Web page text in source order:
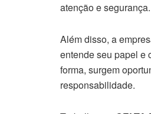
atenção e segurança.
Além disso, a
entende seu papel e
forma, surgem
responsabilidade.